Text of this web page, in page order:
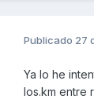
Publicado 27
Ya lo he
los.km entre